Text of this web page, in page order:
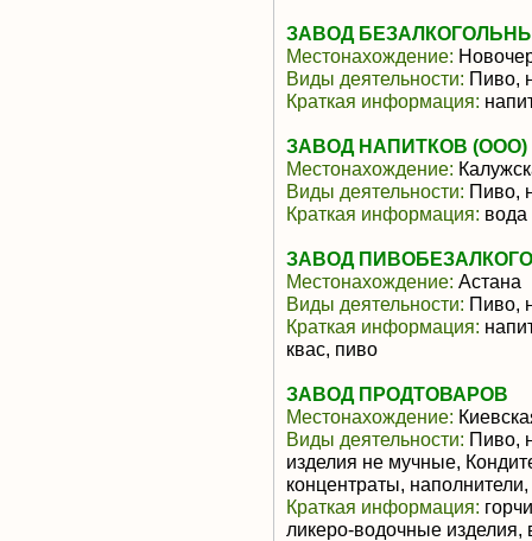
ЗАВОД
Местонахождение:
Виды деятельности: Пиво,
Краткая информация:
ЗАВОД НАПИТКОВ (ООО)
Местонахождение:
Виды деятельности: Пиво,
Краткая информация: вода
ЗАВОД
Местонахождение: Астана
Виды деятельности: Пиво,
Краткая информация:
квас, пиво
ЗАВОД ПРОДТОВАРОВ
Местонахождение:
Виды деятельности: Пиво,
изделия не мучные,
концентраты,
Краткая информация:
ликеро-водочные